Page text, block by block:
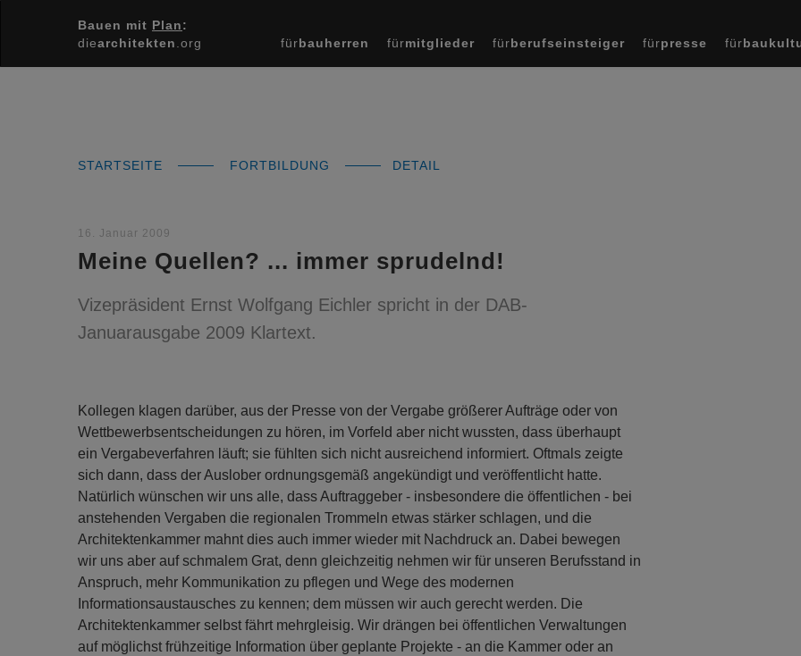
Bauen mit Plan:
diearchitekten .org fürbauherren fürmitglieder fürberufseinsteiger fürpresse für
STARTSEITE FORTBILDUNG DETAIL
16. Januar 2009
Meine Quellen? ... immer sprudelnd!
Vizepräsident Ernst Wolfgang Eichler spricht in der DAB-
Januarausgabe 2009 Klartext.
Kollegen klagen darüber, aus der Presse von der Vergabe größerer Aufträge oder von
Wettbewerbsentscheidungen zu hören, im Vorfeld aber nicht wussten, dass überhaupt
ein Vergabeverfahren läuft; sie fühlten sich nicht ausreichend informiert. Oftmals zeigte
sich dann, dass der Auslober ordnungsgemäß angekündigt und veröffentlicht hatte.
Natürlich wünschen wir uns alle, dass Auftraggeber - insbesondere die öffentlichen - bei
anstehenden Vergaben die regionalen Trommeln etwas stärker schlagen, und die
Architektenkammer mahnt dies auch immer wieder mit Nachdruck an. Dabei bewegen
wir uns aber auf schmalem Grat, denn gleichzeitig nehmen wir für unseren Berufsstand in
Anspruch, mehr Kommunikation zu pflegen und Wege des modernen
Informationsaustausches zu kennen; dem müssen wir auch gerecht werden. Die
Architektenkammer selbst fährt mehrgleisig. Wir drängen bei öffentlichen Verwaltungen
auf möglichst frühzeitige Information über geplante Projekte - an die Kammer oder an